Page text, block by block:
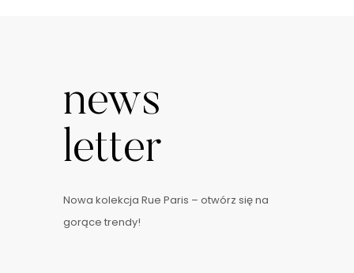
news
letter
Nowa kolekcja Rue Paris – otwórz się na
gorące trendy!